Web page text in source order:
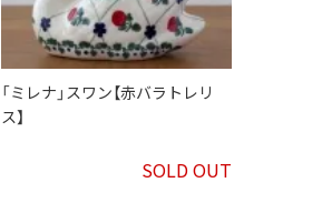
「ミレナ」スワン【赤バラトレリ
ス】
SOLD OUT